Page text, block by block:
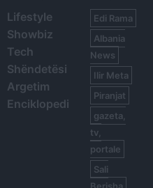
Lifestyle
Showbiz
Tech
Shëndetësi
Argetim
Enciklopedi
Edi Rama
Albania
News
Ilir Meta
Piranjat
gazeta,
tv,
portale
Sali
Berisha